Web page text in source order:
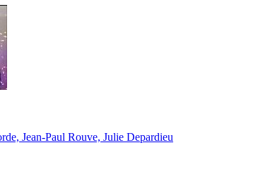
Jean-Paul Rouve, Julie Depardieu